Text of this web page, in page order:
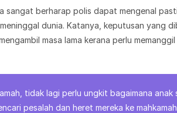
sangat berharap polis dapat mengenal
dunia. Katanya, keputusan yang
masa lama kerana perlu
tidak lagi perlu ungkit bagaimana anak
pesalah dan heret mereka ke